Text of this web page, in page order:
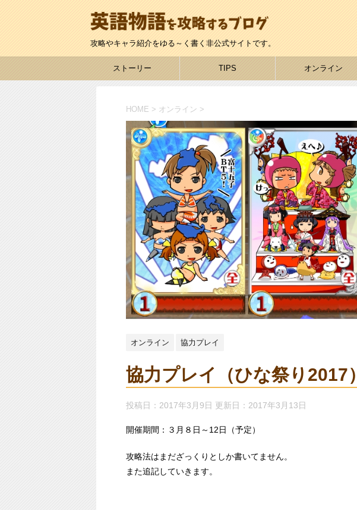
攻略やキャラ紹介をゆる～く書く非公式サイトです。
ストーリー TIPS オンライン
HOME > オンライン >
オンライン 協力プレイ
協力プレイ（ひな祭り2017）
投稿日：2017年3月9日 更新日： 2017年3月13日
開催期間：３月８日～12日（予定）
攻略法はまだざっくりとしか書いてません。
また追記していきます。